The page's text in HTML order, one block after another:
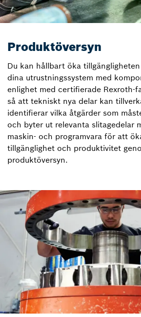
Produktöversyn
Du kan hållbart öka
dina utrustningssystem med
enlighet med certifierade Rexroth-
så att tekniskt nya delar kan
identifierar vilka åtgärder som
och byter ut relevanta slitagedelar
maskin- och programvara för att
tillgänglighet och produktivitet
produktöversyn.